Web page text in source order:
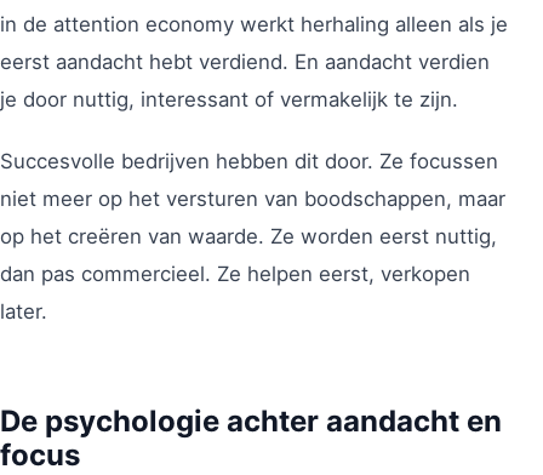
in de attention economy werkt herhaling alleen als je
eerst aandacht hebt verdiend. En aandacht verdien
je door nuttig, interessant of vermakelijk te zijn.
Succesvolle bedrijven hebben dit door. Ze focussen
niet meer op het versturen van boodschappen, maar
op het creëren van waarde. Ze worden eerst nuttig,
dan pas commercieel. Ze helpen eerst, verkopen
later.
De psychologie achter aandacht en
focus